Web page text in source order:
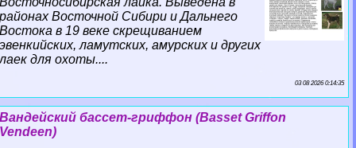
районах Восточной Сибири и Дальнего
Востока в 19 веке скрещиванием
эвенкийских, ламутских, амурских и других
лаек для охоты....
03 08 2026 0:14:35
Вандейский бассет-гриффон (Basset Griffon
Vendeen)